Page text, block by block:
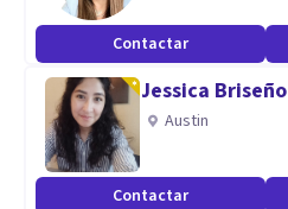
Contactar
Jessica Briseño
Austin
Contactar